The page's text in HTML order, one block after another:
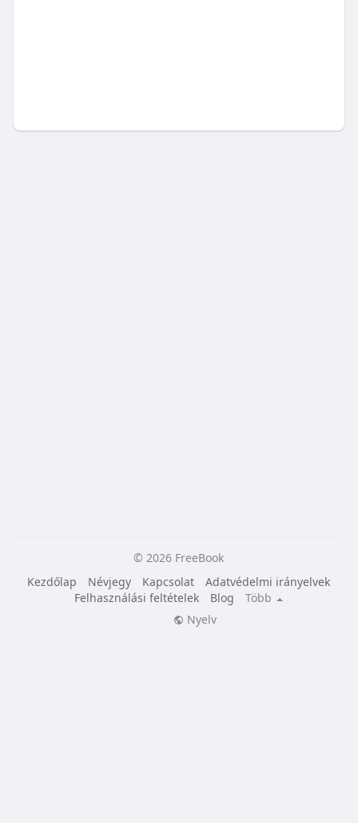
© 2026 FreeBook
Kezdőlap
Névjegy Kapcsolat
Adatvédelmi irányelvek
Felhasználási feltételek
Blog
Több
Nyelv